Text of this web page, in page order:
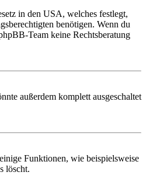
in den USA, welches festlegt,
benötigen. Wenn du
Team keine Rechtsberatung
außerdem komplett ausgeschaltet
Funktionen, wie beispielsweise
löscht.